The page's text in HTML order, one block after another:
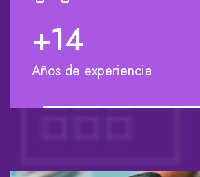
+15
Años de experiencia